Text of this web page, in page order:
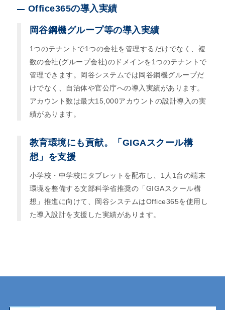
Office365の導入実績
岡谷鋼機グループ等の導入実績
1つのテナントで1つの会社を管理するだけでなく、複
数の会社(グループ会社)のドメインを1つのテナントで
管理できます。岡谷システムでは岡谷鋼機グループだ
けでなく、自治体や官公庁への導入実績があります。
アカウント数は最大15,000アカウントの設計導入の実
績があります。
教育環境にも貢献。「GIGAスクール構
想」を支援
小学校・中学校にタブレットを配布し、1人1台の端末
環境を整備する文部科学省推奨の「GIGAスクール構
想」推進に向けて、岡谷システムはOffice365を使用し
た導入設計を支援した実績があります。